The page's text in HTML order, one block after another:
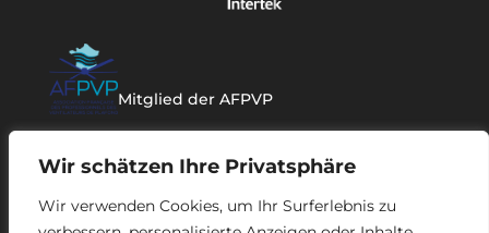
Wir schätzen Ihre Privatsphäre
Wir verwenden Cookies, um Ihr Surferlebnis zu
Mitglied der AFPVP